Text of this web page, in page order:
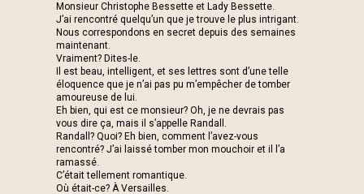
Monsieur Christophe Bessette et Lady Bessette.
J’ai rencontré quelqu’un que je trouve le plus intrigant.
Nous correspondons en secret depuis des semaines
maintenant.
Vraiment? Dites-le.
Il est beau, intelligent, et ses lettres sont d’une telle
éloquence que je n’ai pas pu m’empêcher de tomber
amoureuse de lui.
Eh bien, qui est ce monsieur? Oh, je ne devrais pas
vous dire ça, mais il s’appelle Randall.
Randall? Quoi? Eh bien, comment l’avez-vous
rencontré? J’ai laissé tomber mon mouchoir et il l’a
ramassé.
C’était tellement romantique.
Où était-ce? À Versailles.